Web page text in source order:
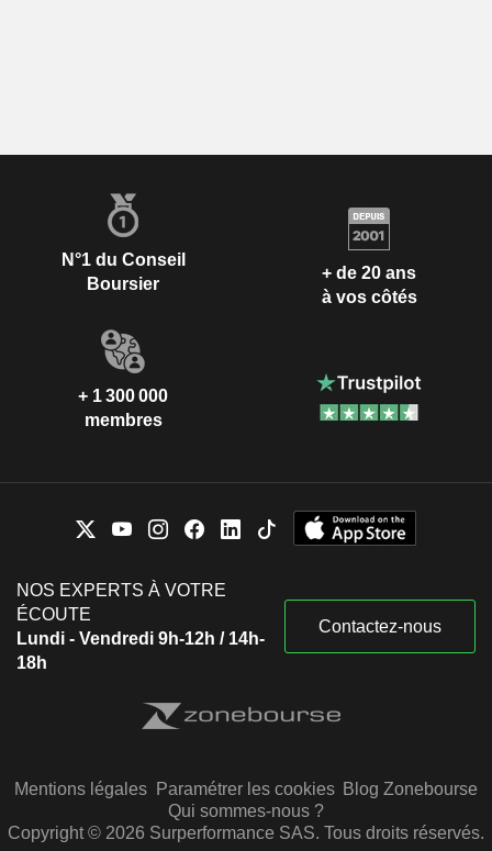
N°1 du Conseil
Boursier
+ de 20 ans
à vos côtés
+ 1 300 000
membres
NOS EXPERTS À VOTRE
ÉCOUTE
Lundi - Vendredi 9h-12h / 14h-
18h
Contactez-nous
Mentions légales Paramétrer les cookies Blog Zonebourse
Qui sommes-nous ?
Copyright © 2026 Surperformance SAS. Tous droits réservés.